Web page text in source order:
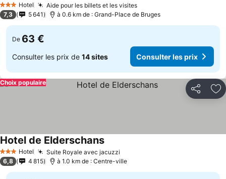
3 ÉtoilesHotel Aide pour les billets et les visites
7,3 5 641 à 0.6 km de : Grand-Place de Bruges
De 63 €
Consulter les prix de 14 sites Consulter les prix
Partager
Choix populaire
3 ÉtoilesHotel Suite Royale avec jacuzzi
Hotel de Elderschans
6,8 4 815 à 1.0 km de : Centre-ville